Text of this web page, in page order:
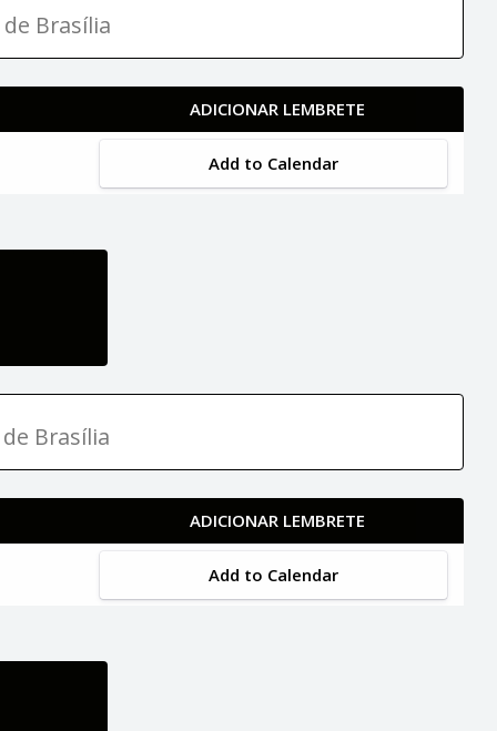
Brasília
ADICIONAR LEMBRETE
Add to Calendar
Brasília
ADICIONAR LEMBRETE
Add to Calendar